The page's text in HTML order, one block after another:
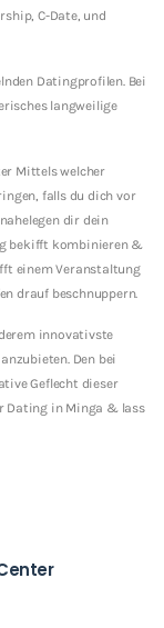
C-Date, und
Datingprofilen. Bei
langweilige
Mittels welcher
falls du dich vor
dir dein
bekifft kombinieren &
einem Veranstaltung
drauf beschnuppern.
innovativste
Den bei
Geflecht dieser
Dating in Minga & lass